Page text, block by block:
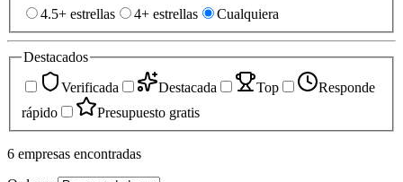
4.5+ estrellas
4+ estrellas Cualquiera
Destacados
Verificada
Destacada Top
Responde
rápido
Presupuesto gratis
6 empresas encontradas